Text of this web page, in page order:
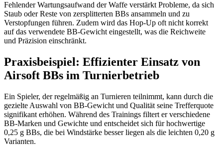
Fehlender Wartungsaufwand der Waffe verstärkt Probleme, da sich
Staub oder Reste von zersplitterten BBs ansammeln und zu
Verstopfungen führen. Zudem wird das Hop-Up oft nicht korrekt
auf das verwendete BB-Gewicht eingestellt, was die Reichweite
und Präzision einschränkt.
Praxisbeispiel: Effizienter Einsatz von
Airsoft BBs im Turnierbetrieb
Ein Spieler, der regelmäßig an Turnieren teilnimmt, kann durch die
gezielte Auswahl von BB-Gewicht und Qualität seine Trefferquote
signifikant erhöhen. Während des Trainings filtert er verschiedene
BB-Marken und Gewichte und entscheidet sich für hochwertige
0,25 g BBs, die bei Windstärke besser liegen als die leichten 0,20 g
Varianten.